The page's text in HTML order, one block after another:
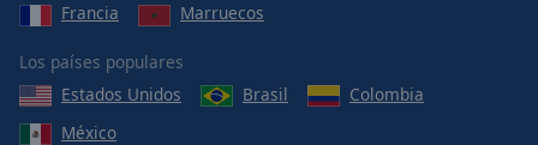
Francia
Marruecos
Los países populares
Estados Unidos
Brasil
Colombia
México